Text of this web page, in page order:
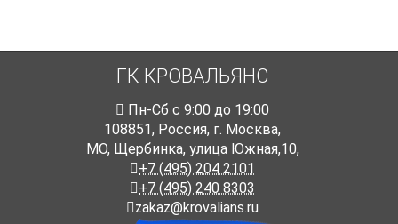
ГК КРОВАЛЬЯНС
Пн-Cб с 9:00 до 19:00
108851, Россия, г. Москва,
МО, Щербинка, улица Южная,10,
+7 (495) 204 2101
+7 (495) 240 8303
zakaz@krovalians.ru